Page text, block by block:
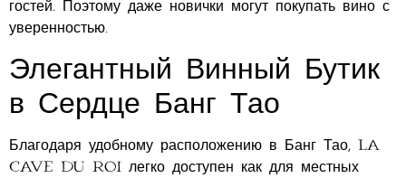
гостей. Поэтому даже новички могут покупать вино с
уверенностью.
Элегантный Винный Бутик
в Сердце Банг Тао
Благодаря удобному расположению в Банг Тао, La
Cave du Roi легко доступен как для местных